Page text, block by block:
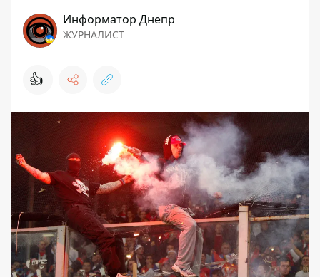
Информатор Днепр
ЖУРНАЛИСТ
👍